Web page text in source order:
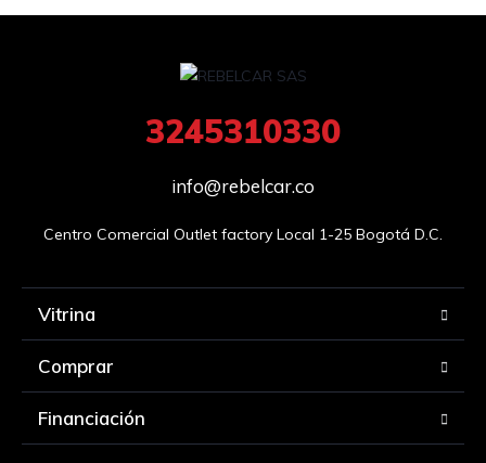
3245310330
info@rebelcar.co
Centro Comercial Outlet factory Local 1-25 Bogotá D.C.
Vitrina
Comprar
Financiación